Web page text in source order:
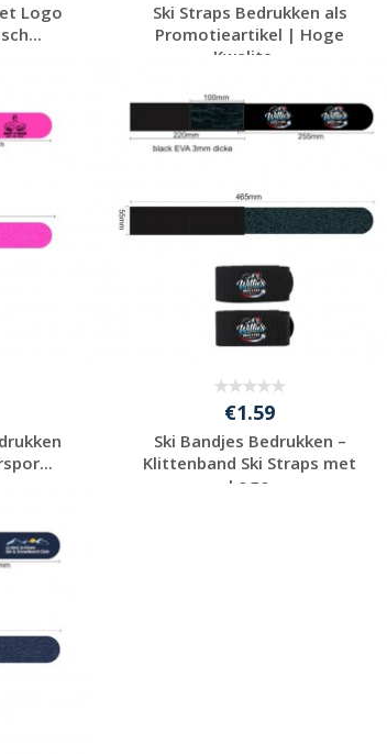
Logo
Ski Straps Bedrukken als
Promotieartikel | Hoge
Kwalite...
aanvragen
€1.59
Ski Bandjes Bedrukken –
Klittenband Ski Straps met
Logo